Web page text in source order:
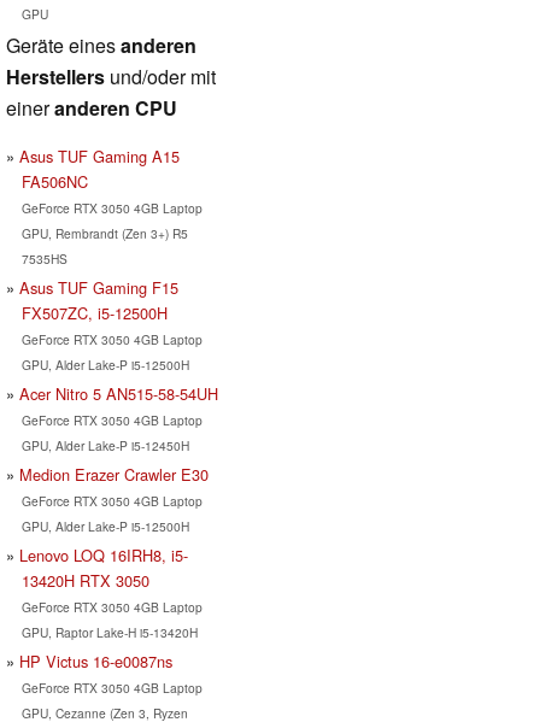
GPU
Geräte einesanderen
Herstellers und/oder mit
eineranderen CPU
Asus TUF Gaming A15
FA506NC
GeForce RTX 3050 4GB Laptop
GPU, Rembrandt (Zen 3+) R5
7535HS
Asus TUF Gaming F15
FX507ZC, i5-12500H
GeForce RTX 3050 4GB Laptop
GPU, Alder Lake-P i5-12500H
Acer Nitro 5 AN515-58-54UH
GeForce RTX 3050 4GB Laptop
GPU, Alder Lake-P i5-12450H
Medion Erazer Crawler E30
GeForce RTX 3050 4GB Laptop
GPU, Alder Lake-P i5-12500H
Lenovo LOQ 16IRH8, i5-
13420H RTX 3050
GeForce RTX 3050 4GB Laptop
GPU, Raptor Lake-H i5-13420H
HP Victus 16-e0087ns
GeForce RTX 3050 4GB Laptop
GPU, Cezanne (Zen 3, Ryzen